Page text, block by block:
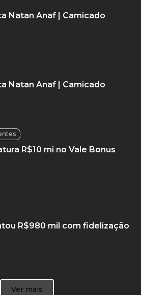
Natan Anaf | Camicado
Natan Anaf | Camicado
R$10 mi no Vale Bonus
R$980 mil com fidelização
Ver mais